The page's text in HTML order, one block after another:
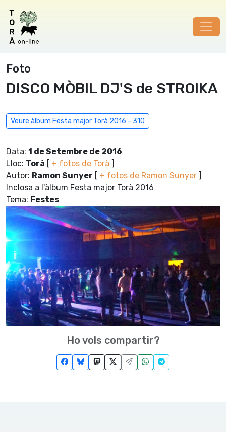
Foto
DISCO MÒBIL DJ'S de STROIKA
Veure àlbum Festa major Torà 2016 - 310
Data: 1 de Setembre de 2016
Lloc: Torà [ + fotos de Torà ]
Autor: Ramon Sunyer [ + fotos de Ramon Sunyer ]
Inclosa a l'àlbum Festa major Torà 2016
Tema: Festes
Ho vols compartir?